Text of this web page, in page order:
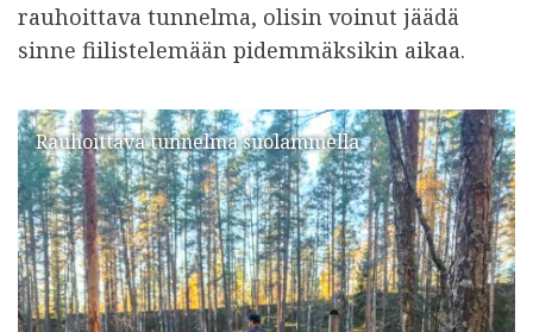
rauhoittava tunnelma, olisin voinut jäädä
sinne fiilistelemään pidemmäksikin aikaa.
Rauhoittava tunnelma suolammella